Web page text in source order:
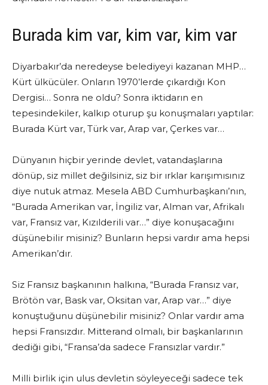
Burada kim var, kim var, kim var
Diyarbakır’da neredeyse belediyeyi kazanan MHP…
Kürt ülkücüler. Onların 1970’lerde çıkardığı Kon
Dergisi… Sonra ne oldu? Sonra iktidarın en
tepesindekiler, kalkıp oturup şu konuşmaları yaptılar:
Burada Kürt var, Türk var, Arap var, Çerkes var…
Dünyanın hiçbir yerinde devlet, vatandaşlarına
dönüp, siz millet değilsiniz, siz bir ırklar karışımısınız
diye nutuk atmaz. Mesela ABD Cumhurbaşkanı’nın,
“Burada Amerikan var, İngiliz var, Alman var, Afrikalı
var, Fransız var, Kızılderili var…” diye konuşacağını
düşünebilir misiniz? Bunların hepsi vardır ama hepsi
Amerikan’dır.
Siz Fransız başkanının halkına, “Burada Fransız var,
Brötön var, Bask var, Oksitan var, Arap var…” diye
konuştuğunu düşünebilir misiniz? Onlar vardır ama
hepsi Fransızdır. Mitterand olmalı, bir başkanlarının
dediği gibi, “Fransa’da sadece Fransızlar vardır.”
Milli birlik için ulus devletin söyleyeceği sadece tek